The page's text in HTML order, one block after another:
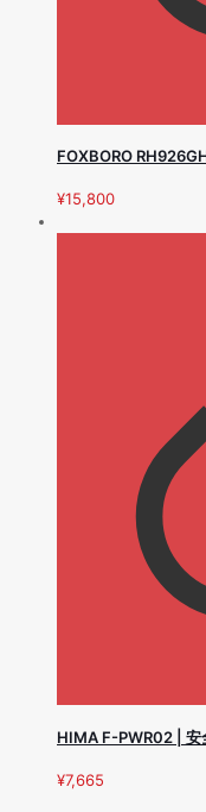
FOXBORO
¥15,800
HIMA F-PWR02 | 安
¥7,665